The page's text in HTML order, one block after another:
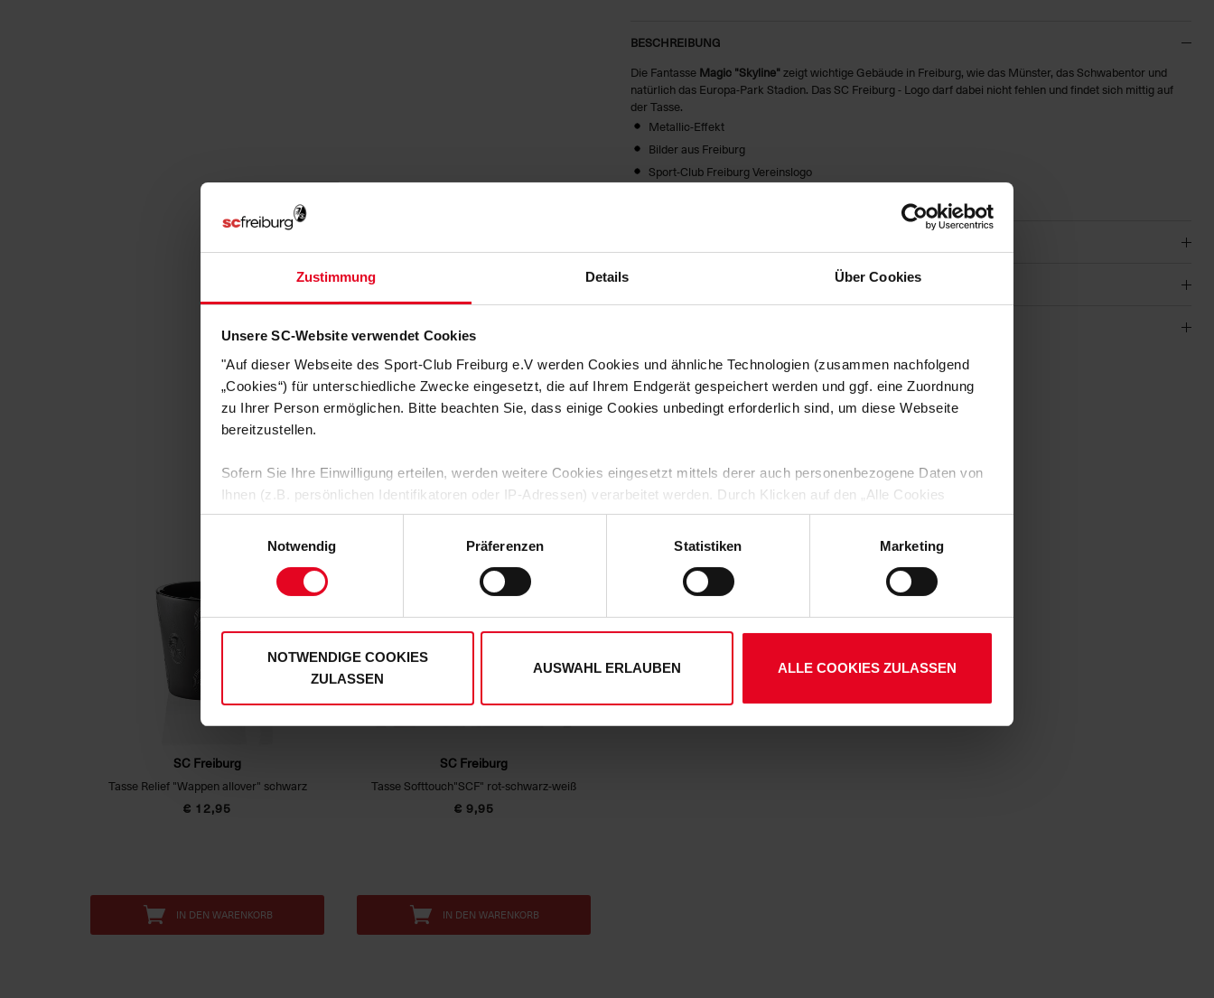
Zustimmung Details Über Cookies
Unsere SC-Website verwendet Cookies
"Auf dieser Webseite des Sport-Club Freiburg e.V werden Cookies und ähnliche Technologien (zusammen nachfolgend
„Cookies“) für unterschiedliche Zwecke eingesetzt, die auf Ihrem Endgerät gespeichert werden und ggf. eine Zuordnung
zu Ihrer Person ermöglichen. Bitte beachten Sie, dass einige Cookies unbedingt erforderlich sind, um diese Webseite
bereitzustellen.
Sofern Sie Ihre Einwilligung erteilen, werden weitere Cookies eingesetzt mittels derer auch personenbezogene Daten von
Ihnen (z.B. persönlichen Identifikatoren oder IP-Adressen) verarbeitet werden. Durch Klicken auf den „Alle Cookies
zulassen“-Button stimmen Sie der Speicherung aller aufgeführten Cookies und der entsprechenden Verarbeitung Ihrer
personenbezogenen Daten für die unten jeweils angegebene Zwecke gem. § 25 Abs. 1 TDDDG, Art. 6 Abs. 1 lit. a DSGVO
Soweit Sie „Notwendige Cookies“ auswählen, werden nur unbedingt erforderliche Cookies eingesetzt. Ihre etwaig erteilten
Notwendig
Präferenzen Statistiken Marketing
NOTWENDIGE COOKIES
ZULASSEN
AUSWAHL ERLAUBEN ALLE COOKIES ZULASSEN
BESCHREIBUNG
Die FantasseMagic "Skyline"zeigt wichtige Gebäude in Freiburg, wie das Münster, das Schwabentor und
natürlich das Europa-Park Stadion. Das SC Freiburg - Logo darf dabei nicht fehlen und findet sich mittig auf
der Tasse.
Metallic-Effekt
Bilder aus Freiburg
Sport-Club Freiburg Vereinslogo
Artikelnummer: 23-100088
Logistiknummer:
DAS KÖNNTE DIR AUCH GEFALLEN
SC Freiburg
Tasse Relief "Wappen allover" schwarz
€ 12,95
IN DEN WARENKORB
SC Freiburg
Tasse Softtouch"SCF" rot-schwarz-weiß
€ 9,95
IN DEN WARENKORB